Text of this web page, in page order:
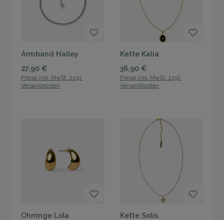
Armband Hailey
Regulärer Preis:
27,90 €
Preise inkl. MwSt. zzgl.
Versandkosten
Kette Kalia
Regulärer Preis:
36,90 €
Preise inkl. MwSt. zzgl.
Versandkosten
Ohrringe Lola
Kette Solis